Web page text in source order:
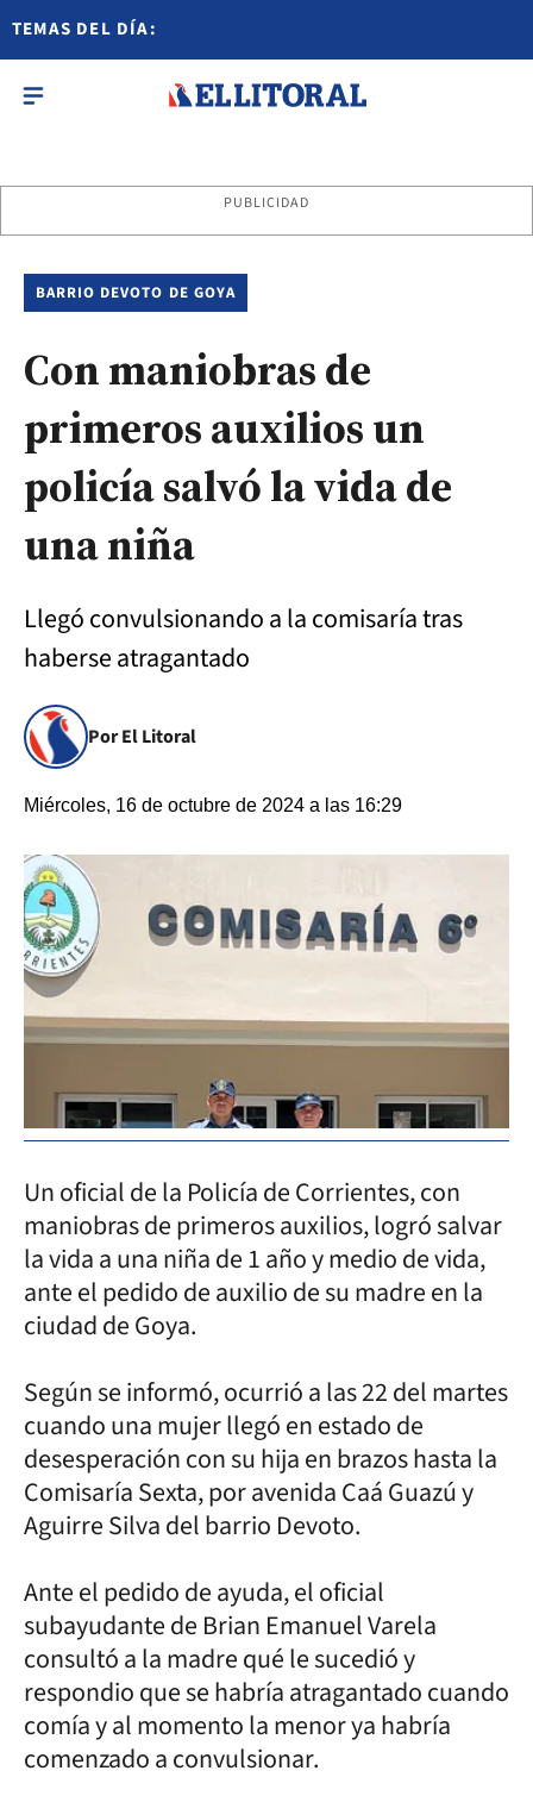
TEMAS DEL DÍA:
PUBLICIDAD
BARRIO DEVOTO DE GOYA
Con maniobras de
primeros auxilios un
policía salvó la vida de
una niña
Llegó convulsionando a la comisaría tras
haberse atragantado
Por El Litoral
Miércoles, 16 de octubre de 2024 a las 16:29
Un oficial de la Policía de Corrientes, con
maniobras de primeros auxilios, logró salvar
la vida a una niña de 1 año y medio de vida,
ante el pedido de auxilio de su madre en la
ciudad de Goya.
Según se informó, ocurrió a las 22 del martes
cuando una mujer llegó en estado de
desesperación con su hija en brazos hasta la
Comisaría Sexta, por avenida Caá Guazú y
Aguirre Silva del barrio Devoto.
Ante el pedido de ayuda, el oficial
subayudante de Brian Emanuel Varela
consultó a la madre qué le sucedió y
respondio que se habría atragantado cuando
comía y al momento la menor ya habría
comenzado a convulsionar.